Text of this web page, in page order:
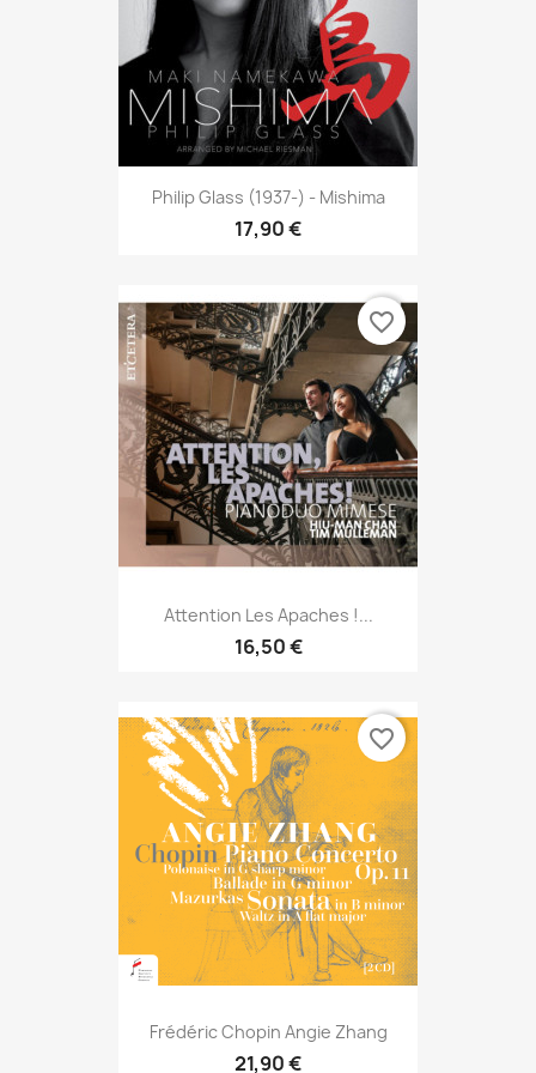
Philip Glass (1937-) - Mishima
17,90 €
Attention Les Apaches !...
16,50 €
favorite_border
Frédéric Chopin Angie Zhang
21,90 €
favorite_border